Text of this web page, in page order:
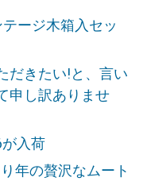
ージ木箱入セッ
だきたい!と、言い
申し訳ありませ
入荷
年の贅沢なムート